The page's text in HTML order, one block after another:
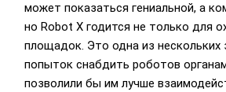
может показаться гениальной, а
но Robot X годится не только для
площадок. Это одна из нескольких
попыток снабдить роботов
позволили бы им лучше